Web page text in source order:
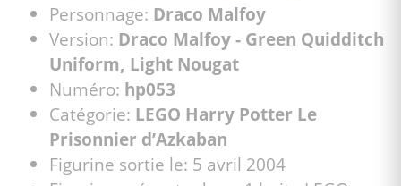
Personnage: Draco Malfoy
Version: Draco Malfoy - Green Quidditch
Uniform, Light Nougat
Numéro: hp053
Catégorie: LEGO Harry Potter Le
Prisonnier d’Azkaban
Figurine sortie le: 5 avril 2004